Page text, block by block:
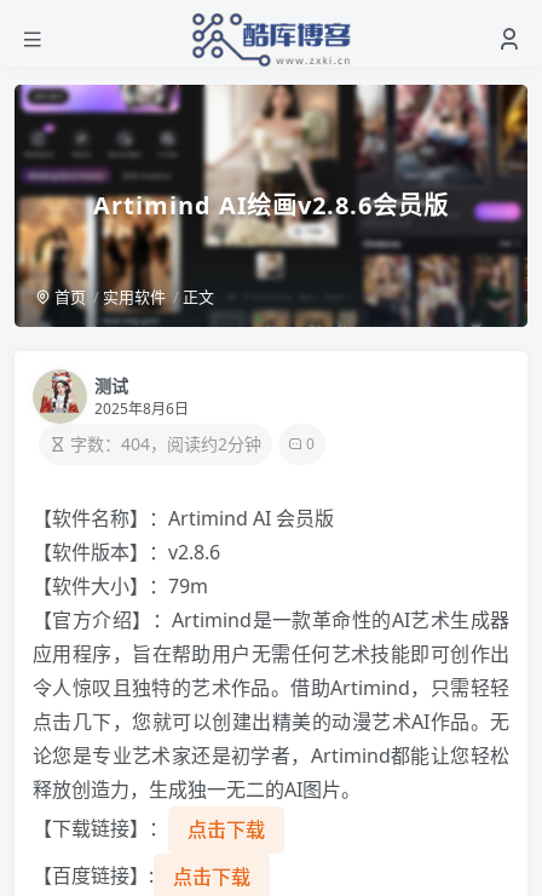
Artimind AI绘画v2.8.6会员版
首页 实用软件 正文
测试
2025年8月6日
字数：404，阅读约2分钟 0
【软件名称】：Artimind AI 会员版
【软件版本】：v2.8.6
【软件大小】：79m
【官方介绍】：Artimind是一款革命性的AI艺术生成器
应用程序，旨在帮助用户无需任何艺术技能即可创作出
令人惊叹且独特的艺术作品。借助Artimind，只需轻轻
点击几下，您就可以创建出精美的动漫艺术AI作品。无
论您是专业艺术家还是初学者，Artimind都能让您轻松
释放创造力，生成独一无二的AI图片。
【下载链接】：
点击下载
【百度链接】:
点击下载